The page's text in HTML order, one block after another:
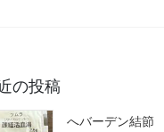
の投稿
へバーデン結節